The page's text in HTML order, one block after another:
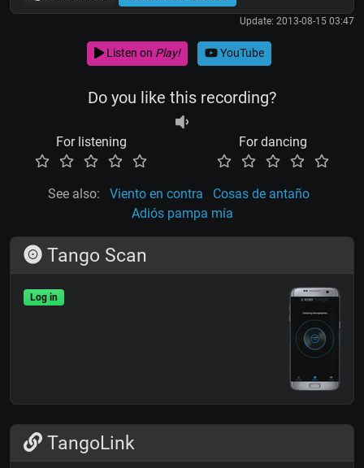
Update: 2013-08-15 03:47
Listen on Play! YouTube
Do you like this recording?
For listening For dancing
See also: Viento en contra
Cosas de antaño
Adiós pampa mía
Tango Scan
Log in
TangoLink